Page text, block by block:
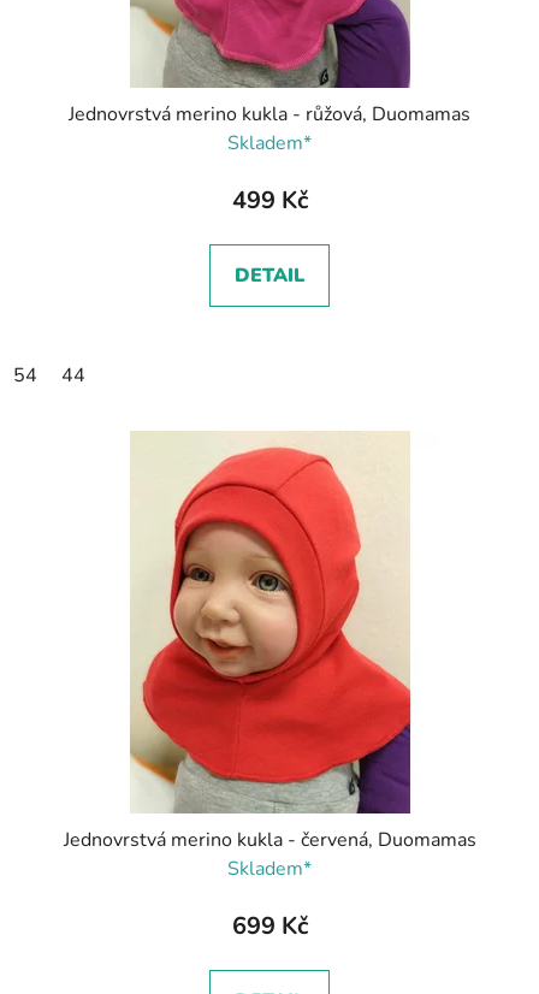
Jednovrstvá merino kukla - růžová, Duomamas
Skladem*
499 Kč
DETAIL
54 44
Jednovrstvá merino kukla - červená, Duomamas
Skladem*
699 Kč